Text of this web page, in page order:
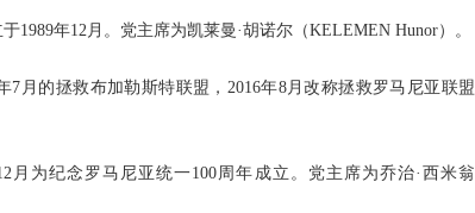
1989年12月。党主席为凯莱曼·胡诺尔（KELEMEN Hunor）。
7月的拯救布加勒斯特联盟，2016年8月改称拯救罗马尼亚联盟
月为纪念罗马尼亚统一100周年成立。党主席为乔治·西米翁